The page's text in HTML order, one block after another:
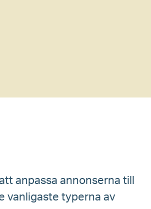
anpassa annonserna till
vanligaste typerna av